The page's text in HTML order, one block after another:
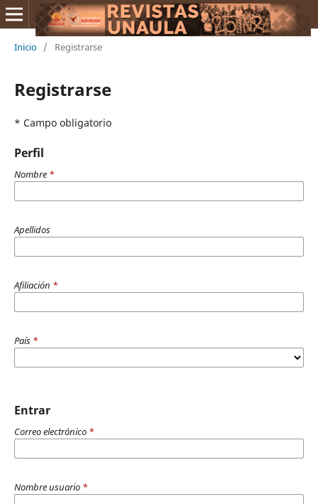
Inicio / Registrarse
Registrarse
* Campo obligatorio
Perfil
Nombre *
Apellidos
Afiliación *
País *
Entrar
Correo electrónico *
Nombre usuario *